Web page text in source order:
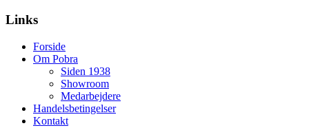
Links
Forside
Om Pobra
Siden 1938
Showroom
Medarbejdere
Handelsbetingelser
Kontakt